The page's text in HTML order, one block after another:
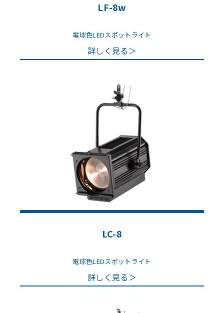
LF-8w
電球色LEDスポットライト
詳しく見る＞
LC-8
電球色LEDスポットライト
詳しく見る＞